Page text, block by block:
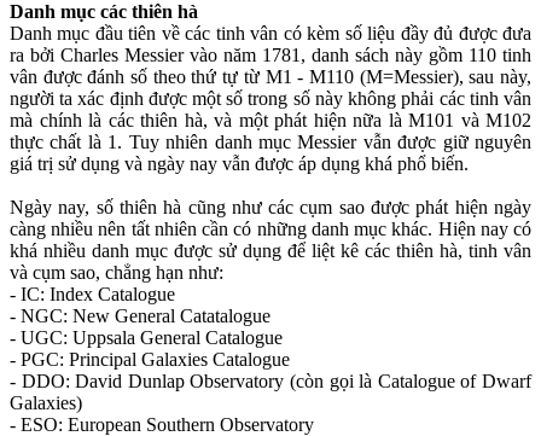
Danh mục các thiên hà
Danh mục đầu tiên về các tinh vân có kèm số liệu đầy đủ được đưa
ra bởi Charles Messier vào năm 1781, danh sách này gồm 110 tinh
vân được đánh số theo thứ tự từ M1 - M110 (M=Messier), sau này,
người ta xác định được một số trong số này không phải các tinh vân
mà chính là các thiên hà, và một phát hiện nữa là M101 và M102
thực chất là 1. Tuy nhiên danh mục Messier vẫn được giữ nguyên
giá trị sử dụng và ngày nay vẫn được áp dụng khá phổ biến.
Ngày nay, số thiên hà cũng như các cụm sao được phát hiện ngày
càng nhiều nên tất nhiên cần có những danh mục khác. Hiện nay có
khá nhiều danh mục được sử dụng để liệt kê các thiên hà, tinh vân
và cụm sao, chẳng hạn như:
- IC: Index Catalogue
- NGC: New General Catatalogue
- UGC: Uppsala General Catalogue
- PGC: Principal Galaxies Catalogue
- DDO: David Dunlap Observatory (còn gọi là Catalogue of Dwarf
Galaxies)
- ESO: European Southern Observatory